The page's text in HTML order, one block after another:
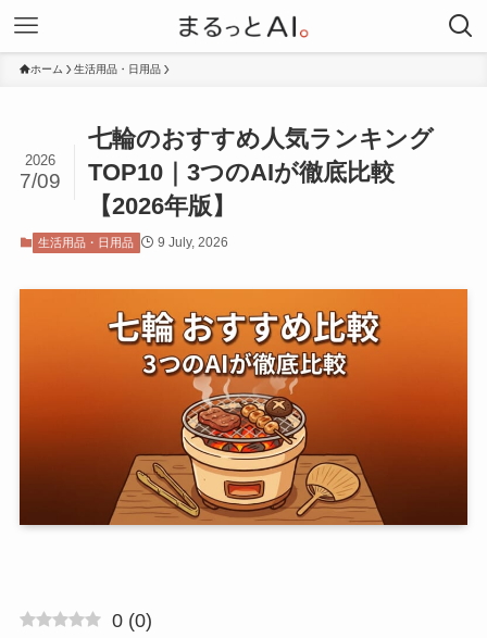
ホーム 生活用品・日用品
七輪のおすすめ人気ランキング
TOP10｜3つのAIが徹底比較
【2026年版】
2026
7/09
生活用品・日用品 9 July, 2026
0 (0)